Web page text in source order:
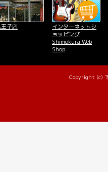
王子店
インターネットシ
ョッピング
Shimokura Web
Shop
Copyright (c)